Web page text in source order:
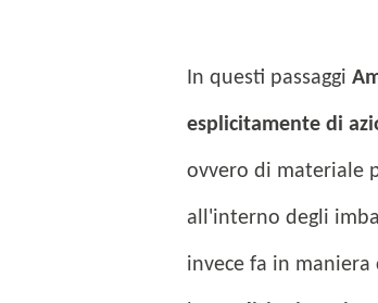
In questi passaggi
esplicitamente di
ovvero di materiale
all'interno degli
invece fa in